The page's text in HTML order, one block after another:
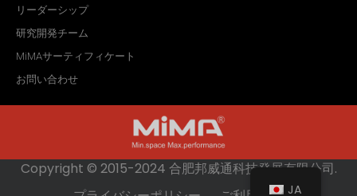
リーダーシップ
研究開発チーム
MiMAサーティフィケート
お問い合わせ
Copyright © 2015-2024 合肥邦威通科技発展有限公司.
JA